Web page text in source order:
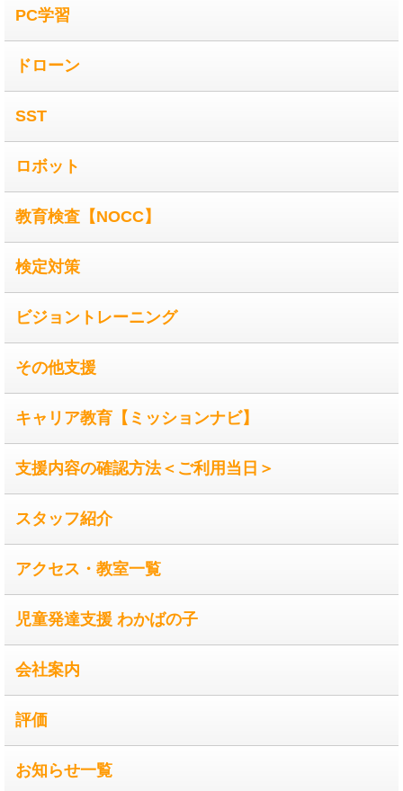
PC学習
ドローン
SST
ロボット
教育検査【NOCC】
検定対策
ビジョントレーニング
その他支援
キャリア教育【ミッションナビ】
支援内容の確認方法＜ご利用当日＞
スタッフ紹介
アクセス・教室一覧
児童発達支援 わかばの子
会社案内
評価
お知らせ一覧